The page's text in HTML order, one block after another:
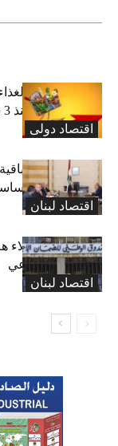
اقتصاد دولی
“الفاو”: أسعار
أعلى مستوى منذ 3 سنوات
اقتصاد لبنان
رسوم النفايات
واستثناء لمواد
اقتصاد لبنان
بعد 19 عاماً:
الضمان الاجتماعي